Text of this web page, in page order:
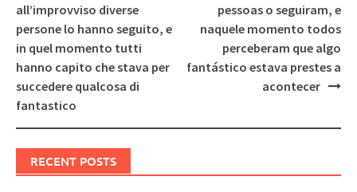
all’improvviso diverse
persone lo hanno seguito, e
in quel momento tutti
hanno capito che stava per
succedere qualcosa di
fantastico
pessoas o seguiram, e
naquele momento todos
perceberam que algo
fantástico estava prestes a
acontecer
RECENT POSTS